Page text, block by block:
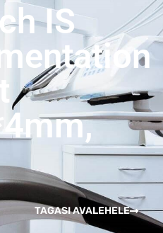
IS
TAGASI AVALEHELE